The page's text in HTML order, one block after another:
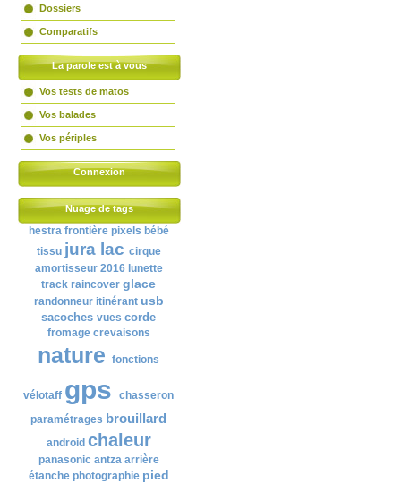
Dossiers
Comparatifs
La parole est à vous
Vos tests de matos
Vos balades
Vos périples
Connexion
Nuage de tags
hestra frontière pixels bébé
tissu jura lac cirque
amortisseur 2016 lunette
track raincover glace
randonneur itinérant usb
sacoches vues corde
fromage crevaisons
nature fonctions
vélotaff gps
chasseron
paramétrages brouillard
android chaleur
panasonic antza arrière
étanche photographie pied